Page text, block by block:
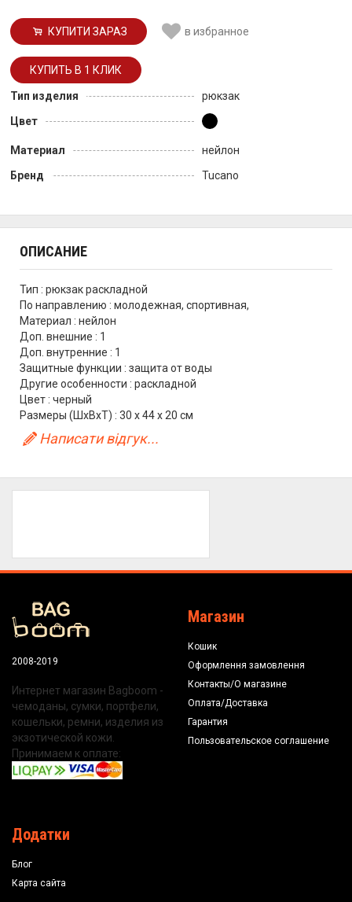
КУПИТИ ЗАРАЗ в избранное
Тип изделия
рюкзак
Цвет
Материал
нейлон
Бренд
Tucano
ОПИСАНИЕ
Тип : рюкзак раскладной
По направлению : молодежная, спортивная,
Материал : нейлон
Доп. внешние : 1
Доп. внутренние : 1
Защитные функции : защита от воды
Другие особенности : раскладной
Цвет : черный
Размеры (ШхВхТ) : 30 x 44 x 20 см
Написати відгук...
2008-2019
Интернет магазин Bagboom -
чемоданы, сумки, портфели,
кошельки, ремни, изделия из
экзотической кожи.
Принимаем к оплате:
Магазин
Кошик
Оформлення замовлення
Контакты/О магазине
Оплата/Доставка
Гарантия
Пользовательское соглашение
Додатки
Блог
Карта сайта